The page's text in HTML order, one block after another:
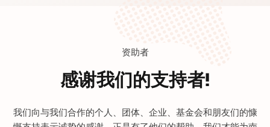
资助者
感谢我们的支持者!
我们向与我们合作的个人、团体、企业、基金会和朋友们的慷